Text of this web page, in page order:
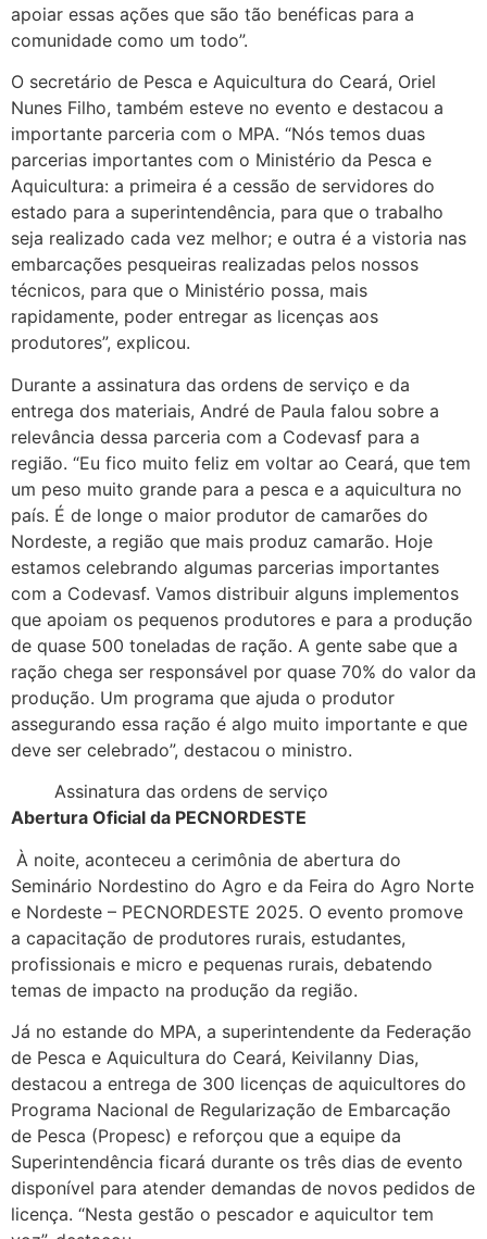
apoiar essas ações que são tão benéficas para a
comunidade como um todo”.
O secretário de Pesca e Aquicultura do Ceará, Oriel
Nunes Filho, também esteve no evento e destacou a
importante parceria com o MPA. “Nós temos duas
parcerias importantes com o Ministério da Pesca e
Aquicultura: a primeira é a cessão de servidores do
estado para a superintendência, para que o trabalho
seja realizado cada vez melhor; e outra é a vistoria nas
embarcações pesqueiras realizadas pelos nossos
técnicos, para que o Ministério possa, mais
rapidamente, poder entregar as licenças aos
produtores”, explicou.
Durante a assinatura das ordens de serviço e da
entrega dos materiais, André de Paula falou sobre a
relevância dessa parceria com a Codevasf para a
região. “Eu fico muito feliz em voltar ao Ceará, que tem
um peso muito grande para a pesca e a aquicultura no
país. É de longe o maior produtor de camarões do
Nordeste, a região que mais produz camarão. Hoje
estamos celebrando algumas parcerias importantes
com a Codevasf. Vamos distribuir alguns implementos
que apoiam os pequenos produtores e para a produção
de quase 500 toneladas de ração. A gente sabe que a
ração chega ser responsável por quase 70% do valor da
produção. Um programa que ajuda o produtor
assegurando essa ração é algo muito importante e que
deve ser celebrado”, destacou o ministro.
Assinatura das ordens de serviço
Abertura Oficial da PECNORDESTE
À noite, aconteceu a cerimônia de abertura do
Seminário Nordestino do Agro e da Feira do Agro Norte
e Nordeste – PECNORDESTE 2025. O evento promove
a capacitação de produtores rurais, estudantes,
profissionais e micro e pequenas rurais, debatendo
temas de impacto na produção da região.
Já no estande do MPA, a superintendente da Federação
de Pesca e Aquicultura do Ceará, Keivilanny Dias,
destacou a entrega de 300 licenças de aquicultores do
Programa Nacional de Regularização de Embarcação
de Pesca (Propesc) e reforçou que a equipe da
Superintendência ficará durante os três dias de evento
disponível para atender demandas de novos pedidos de
licença. “Nesta gestão o pescador e aquicultor tem